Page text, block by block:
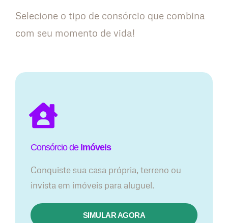
Selecione o tipo de consórcio que combina
com seu momento de vida!
Consórcio de Imóveis
Conquiste sua casa própria, terreno ou
invista em imóveis para aluguel.
SIMULAR AGORA​